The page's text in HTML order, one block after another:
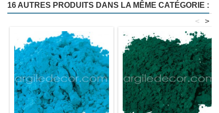
16 AUTRES PRODUITS DANS LA MÊME CATÉGORIE :
>
<